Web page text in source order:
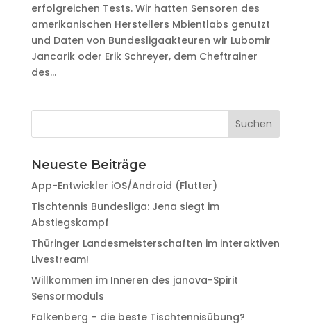
erfolgreichen Tests. Wir hatten Sensoren des
amerikanischen Herstellers Mbientlabs genutzt
und Daten von Bundesligaakteuren wir Lubomir
Jancarik oder Erik Schreyer, dem Cheftrainer
des...
Neueste Beiträge
App-Entwickler iOS/Android (Flutter)
Tischtennis Bundesliga: Jena siegt im
Abstiegskampf
Thüringer Landesmeisterschaften im interaktiven
Livestream!
Willkommen im Inneren des janova-Spirit
Sensormoduls
Falkenberg – die beste Tischtennisübung?